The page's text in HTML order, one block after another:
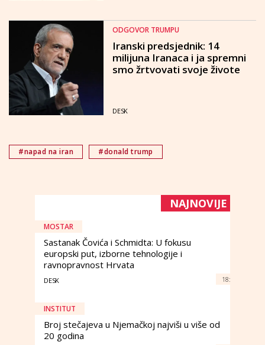
ODGOVOR TRUMPU
Iranski predsjednik: 14
milijuna Iranaca i ja spremni
smo žrtvovati svoje živote
DESK
#napad na iran #donald trump
NAJNOVIJE
MOSTAR
Sastanak Čovića i Schmidta: U fokusu
europski put, izborne tehnologije i
ravnopravnost Hrvata
DESK 18:
INSTITUT
Broj stečajeva u Njemačkoj najviši u više od
20 godina